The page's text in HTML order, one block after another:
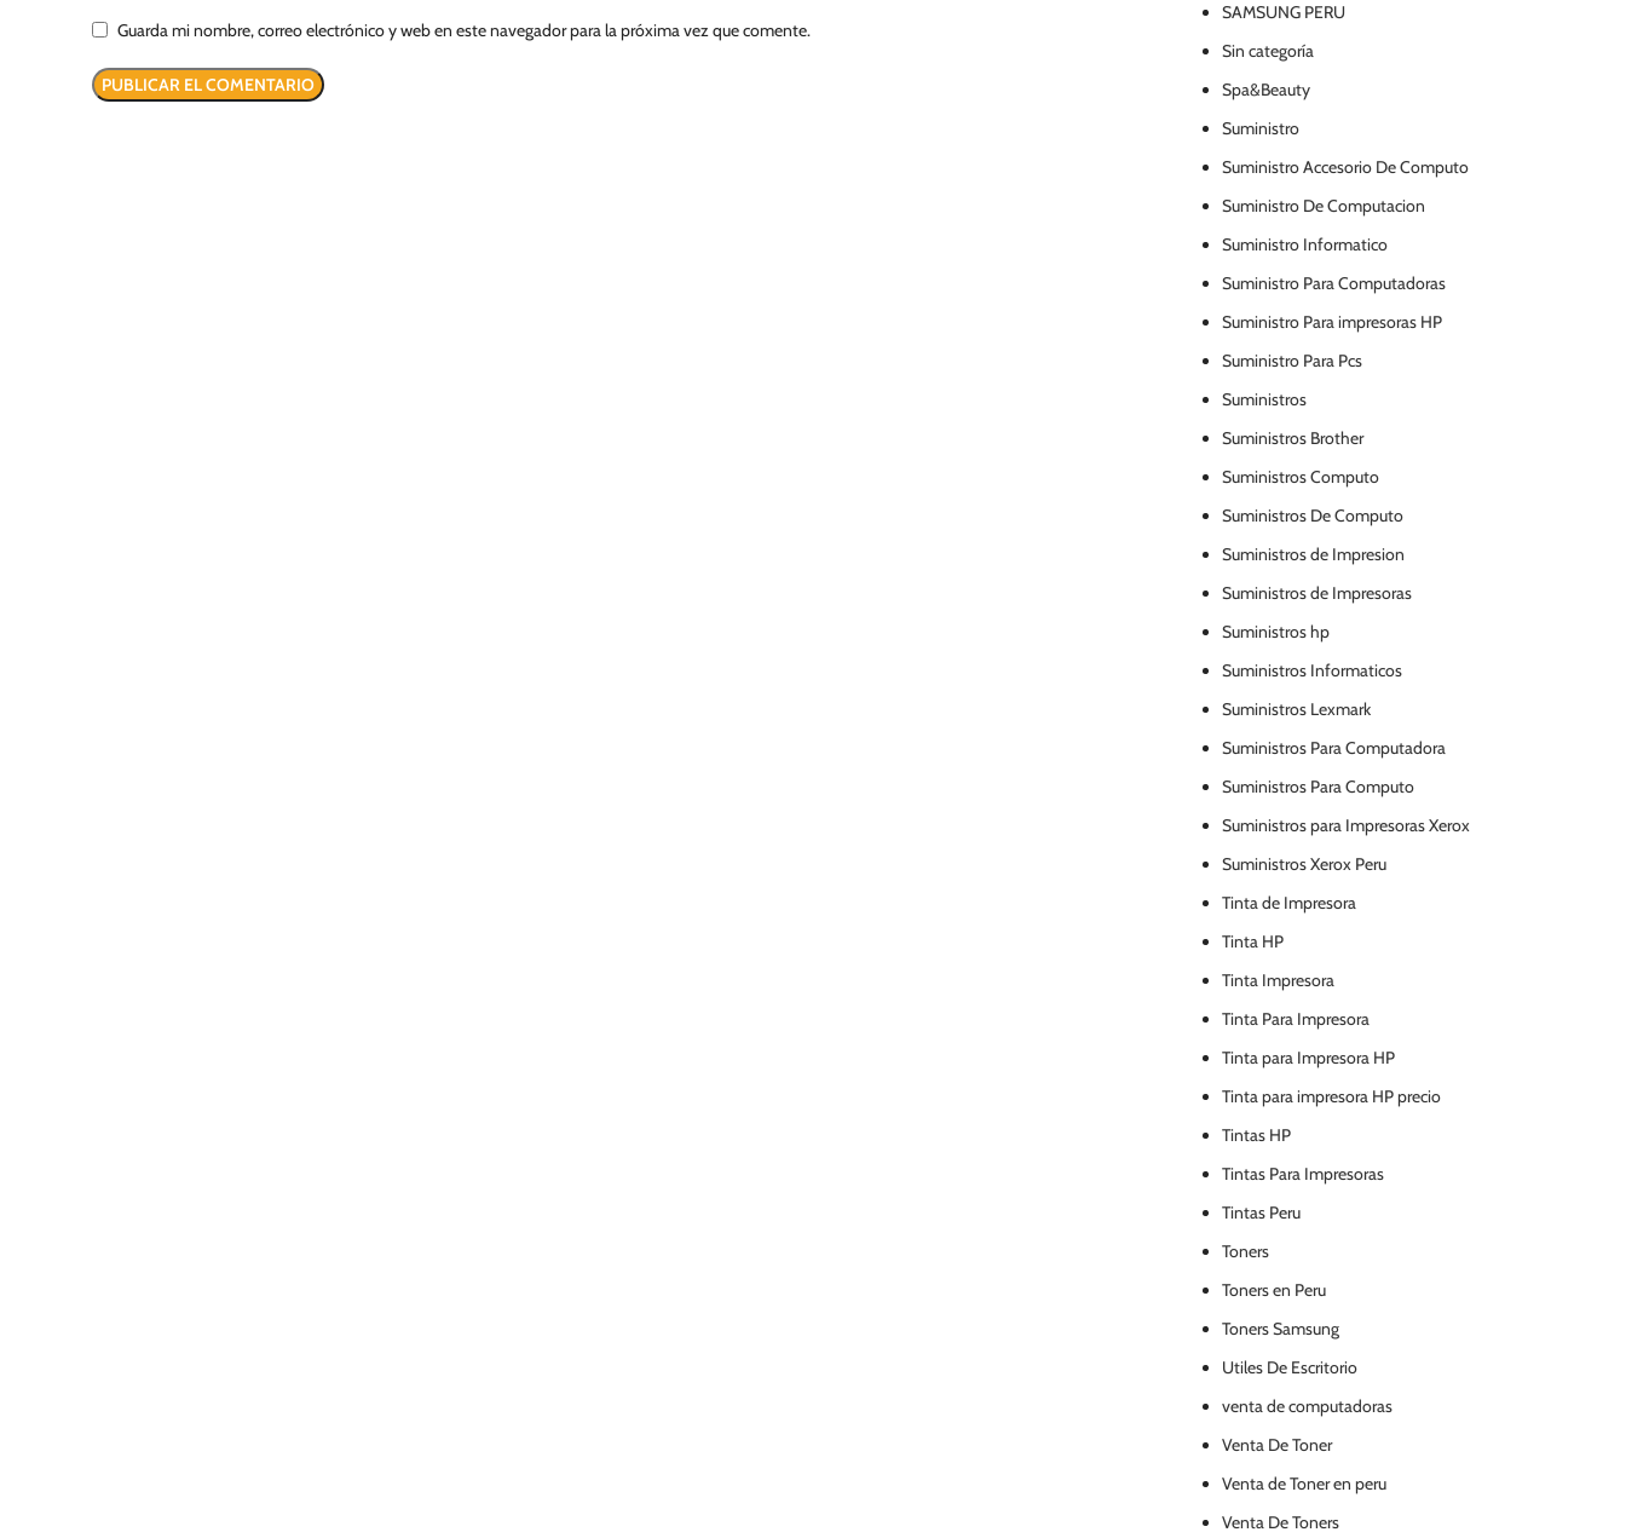
Guarda mi nombre, correo electrónico y web en este navegador para la próxima vez que comente.
SAMSUNG PERU
Sin categoría
Spa&Beauty
Suministro
Suministro Accesorio De Computo
Suministro De Computacion
Suministro Informatico
Suministro Para Computadoras
Suministro Para impresoras HP
Suministro Para Pcs
Suministros
Suministros Brother
Suministros Computo
Suministros De Computo
Suministros de Impresion
Suministros de Impresoras
Suministros hp
Suministros Informaticos
Suministros Lexmark
Suministros Para Computadora
Suministros Para Computo
Suministros para Impresoras Xerox
Suministros Xerox Peru
Tinta de Impresora
Tinta HP
Tinta Impresora
Tinta Para Impresora
Tinta para Impresora HP
Tinta para impresora HP precio
Tintas HP
Tintas Para Impresoras
Tintas Peru
Toners
Toners en Peru
Toners Samsung
Utiles De Escritorio
venta de computadoras
Venta De Toner
Venta de Toner en peru
Venta De Toners